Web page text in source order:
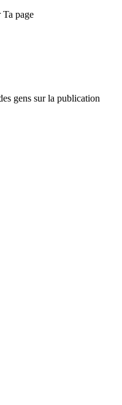
page
gens sur la publication